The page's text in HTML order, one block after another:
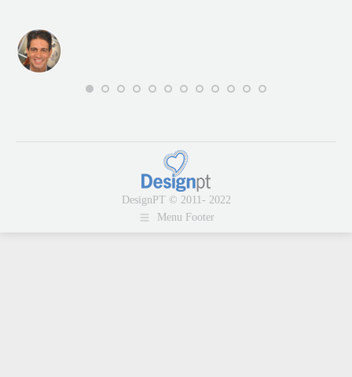
DesignPT © 2011- 2022
Menu Footer